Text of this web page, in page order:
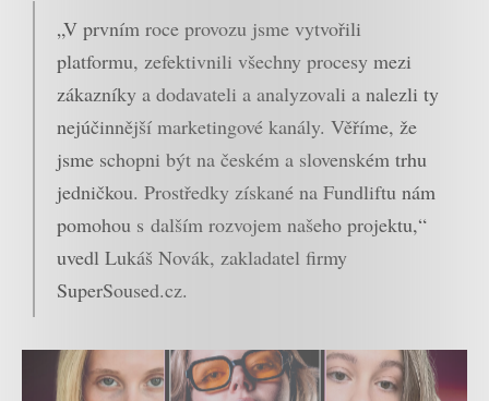
„V prvním roce provozu jsme vytvořili
platformu, zefektivnili všechny procesy mezi
zákazníky a dodavateli a analyzovali a nalezli ty
nejúčinnější marketingové kanály. Věříme, že
jsme schopni být na českém a slovenském trhu
jedničkou. Prostředky získané na Fundliftu nám
pomohou s dalším rozvojem našeho projektu,“
uvedl Lukáš Novák, zakladatel firmy
SuperSoused.cz.